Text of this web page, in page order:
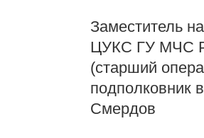
Заместитель
ЦУКС ГУ МЧС
(старший
Смердов